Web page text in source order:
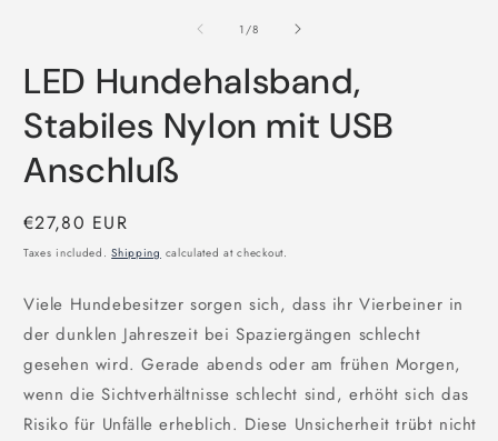
1 /of
8
LED Hundehalsband,
Stabiles Nylon mit USB
Anschluß
Regular
price
€27,80 EUR
Taxes included.Shipping calculated at checkout.
Viele Hundebesitzer sorgen sich, dass ihr Vierbeiner in
der dunklen Jahreszeit bei Spaziergängen schlecht
gesehen wird. Gerade abends oder am frühen Morgen,
wenn die Sichtverhältnisse schlecht sind, erhöht sich das
Risiko für Unfälle erheblich. Diese Unsicherheit trübt nicht